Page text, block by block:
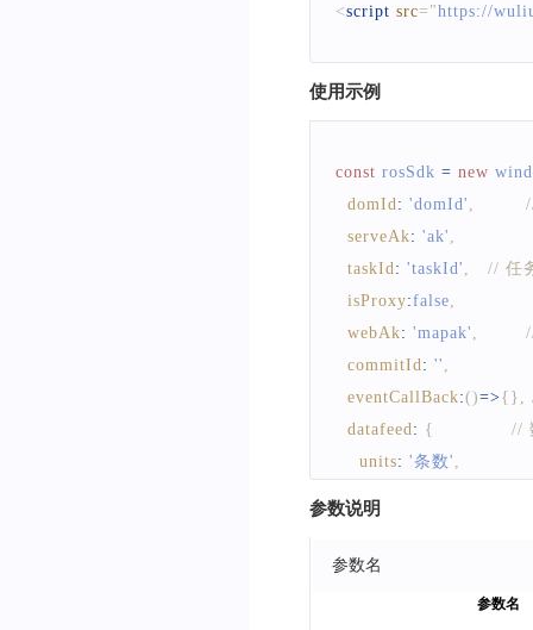
<script src= "https://
使用示例
const rosSdk = new
domId : 'domId'
serveAk: 'ak'
taskId : 'taskId'
// 任
isProxy:false
webAk: 'mapak'
commitId : ''
eventCallBack:()=>{ }
datafeed : {
//
units: '条数'
orderCode
参数说明
参数名
参数名